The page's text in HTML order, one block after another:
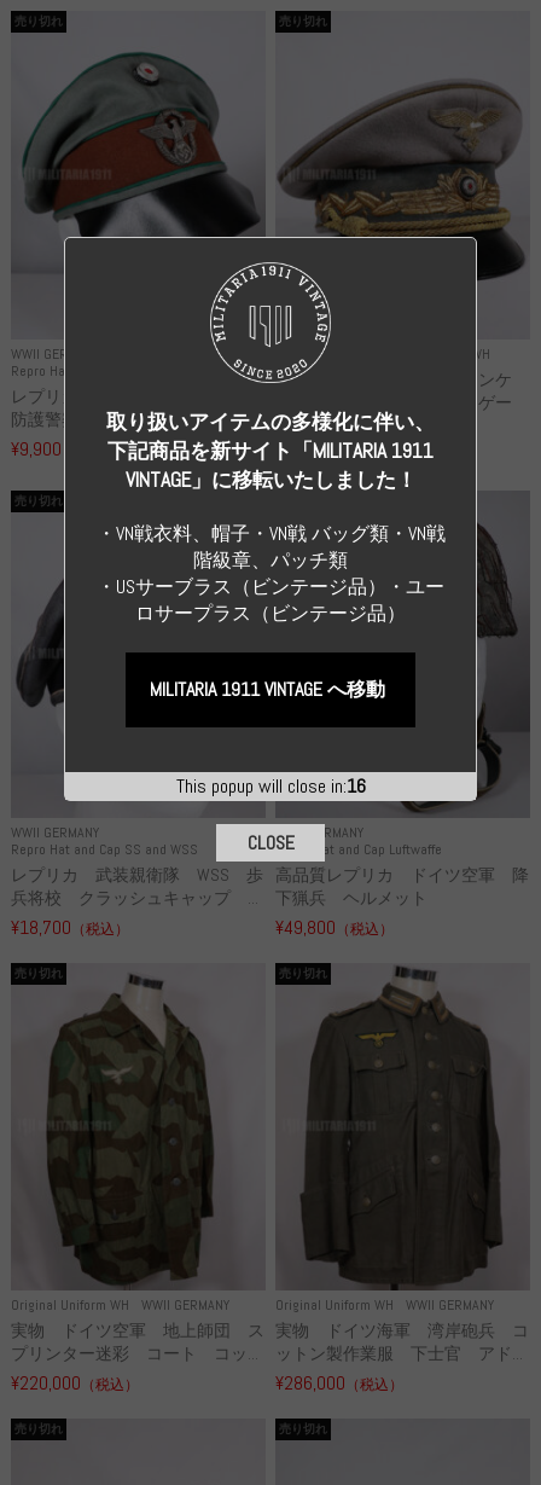
WWII GERMANY
Repro Hat and Cap Police and other
売り切れ
レプリカ ドイツ秩序警察 都市
防護警察 クラッシュキャップ...
¥9,900 （税込）
WWII GERMANY Repro Uniforms WH
売り切れ
レプリカ ミヒャエル・ヤンケ
製 国家元帥 ヘルマン・ゲー
リ...
¥55,000（税込）
WWII GERMANY
Repro Hat and Cap SS and WSS
売り切れ
レプリカ 武装親衛隊 WSS 歩
兵将校 クラッシュキャップ ...
¥18,700 （税込）
WWII GERMANY
Repro Hat and Cap Luftwaffe
高品質レプリカ ドイツ空軍 降
下猟兵 ヘルメット
¥49,800 （税込）
Original Uniform WH WWII GERMANY
売り切れ
実物 ドイツ空軍 地上師団 ス
プリンター迷彩 コート コッ...
¥220,000 （税込）
Original Uniform WH WWII GERMANY
売り切れ
実物 ドイツ海軍 湾岸砲兵 コ
ットン製作業服 下士官 アド...
¥286,000 （税込）
売り切れ 売り切れ
This popup will close in:14
取り扱いアイテムの多様化に伴い、
下記商品を新サイト「MILITARIA 1911
VINTAGE」に移転いたしました！
・VN戦衣料、帽子・VN戦 バッグ類・VN戦
階級章、パッチ類
・USサーブラス（ビンテージ品）・ユー
ロサープラス（ビンテージ品）
MILITARIA 1911 VINTAGE へ移動
CLOSE